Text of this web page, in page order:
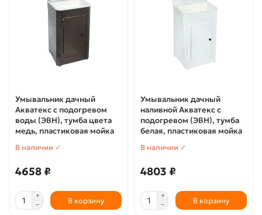
Умывальник дачный
Акватекс с подогревом
воды (ЭВН), тумба цвета
медь, пластиковая мойка
В наличии ✓
4658 ₽
В корзину
Умывальник дачный
наливной Акватекс с
подогревом (ЭВН), тумба
белая, пластиковая мойка
В наличии ✓
4803 ₽
В корзину